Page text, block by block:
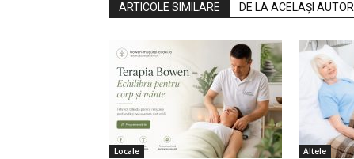
ARTICOLE SIMILARE DE LA ACELAȘI AUTOR
Locale Altele